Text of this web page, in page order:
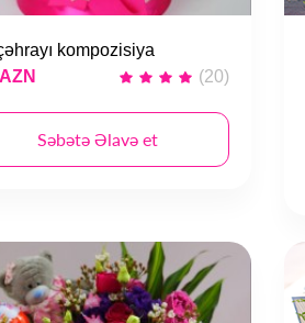
kompozisiya
(20)
Səbətə Əlavə et